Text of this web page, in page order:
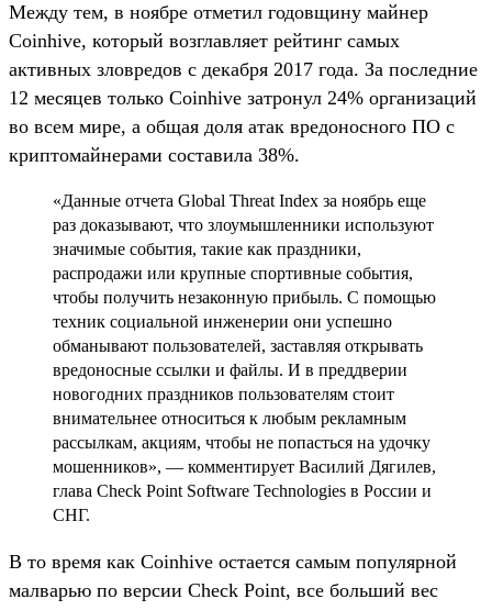
Между тем, в ноябре отметил годовщину майнер
Coinhive, который возглавляет рейтинг самых
активных зловредов с декабря 2017 года. За последние
12 месяцев только Coinhive затронул 24% организаций
во всем мире, а общая доля атак вредоносного ПО с
криптомайнерами составила 38%.
«Данные отчета Global Threat Index за ноябрь еще
раз доказывают, что злоумышленники используют
значимые события, такие как праздники,
распродажи или крупные спортивные события,
чтобы получить незаконную прибыль. С помощью
техник социальной инженерии они успешно
обманывают пользователей, заставляя открывать
вредоносные ссылки и файлы. И в преддверии
новогодних праздников пользователям стоит
внимательнее относиться к любым рекламным
рассылкам, акциям, чтобы не попасться на удочку
мошенников», — комментирует Василий Дягилев,
глава Check Point Software Technologies в России и
СНГ.
В то время как Coinhive остается самым популярной
малварью по версии Check Point, все больший вес